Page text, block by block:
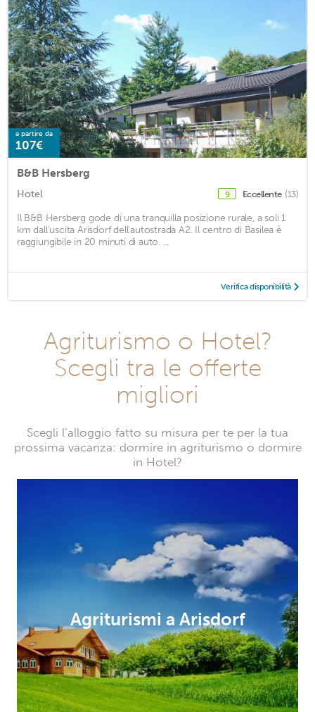
a partire da
107€
B&B Hersberg
Hotel 9 Eccellente (13)
Il B&B Hersberg gode di una tranquilla posizione rurale, a soli 1
km dall'uscita Arisdorf dell'autostrada A2. Il centro di Basilea è
raggiungibile in 20 minuti di auto. ...
Verifica disponibilità
Agriturismo o Hotel?
Scegli tra le offerte
migliori
Scegli l’alloggio fatto su misura per te per la tua
prossima vacanza: dormire in agriturismo o dormire
in Hotel?
Agriturismi a Arisdorf